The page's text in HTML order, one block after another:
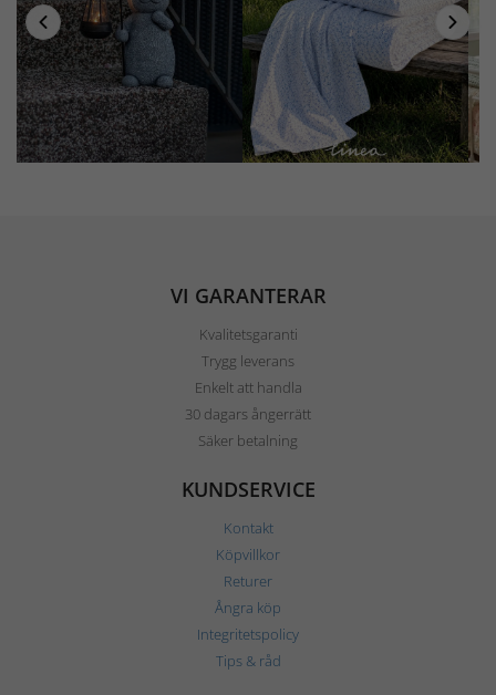
VI GARANTERAR
Kvalitetsgaranti
Trygg leverans
Enkelt att handla
30 dagars ångerrätt
Säker betalning
KUNDSERVICE
Kontakt
Köpvillkor
Returer
Ångra köp
Integritetspolicy
Tips & råd